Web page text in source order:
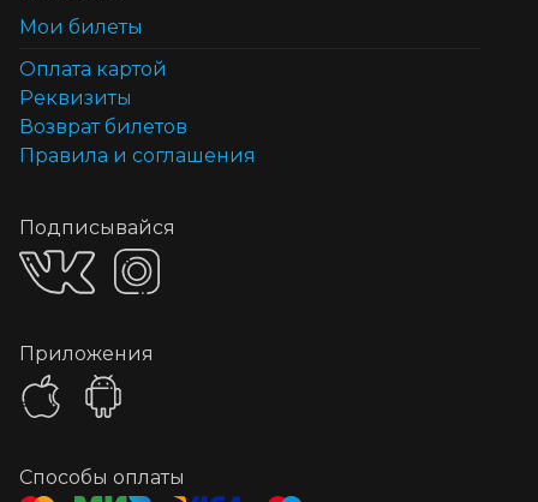
Мои билеты
Оплата картой
Реквизиты
Возврат билетов
Правила и соглашения
Подписывайся
Приложения
Способы оплаты